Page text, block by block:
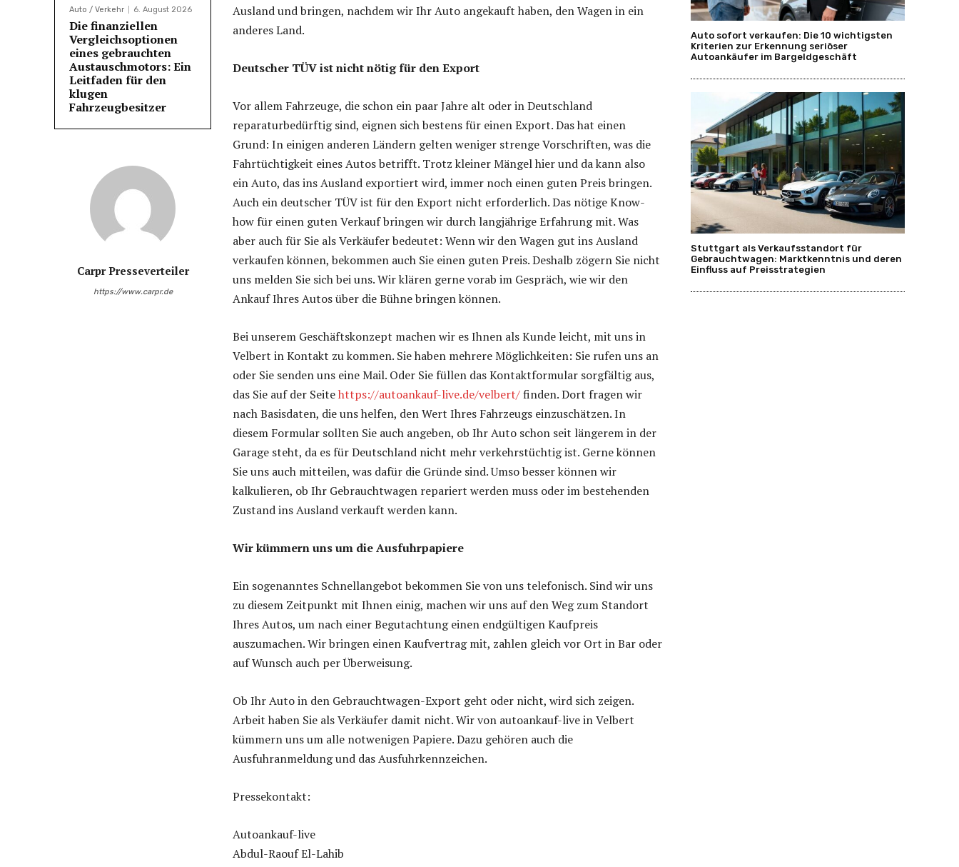
Auto / Verkehr 6. August 2026
Die finanziellen
Vergleichsoptionen
eines gebrauchten
Austauschmotors: Ein
Leitfaden für den
klugen
Fahrzeugbesitzer
Carpr Presseverteiler
https://www.carpr.de
Ausland und bringen, nachdem wir Ihr Auto angekauft haben, den Wagen in ein
anderes Land.
Deutscher TÜV ist nicht nötig für den Export
Vor allem Fahrzeuge, die schon ein paar Jahre alt oder in Deutschland
reparaturbedürftig sind, eignen sich bestens für einen Export. Das hat einen
Grund: In einigen anderen Ländern gelten weniger strenge Vorschriften, was die
Fahrtüchtigkeit eines Autos betrifft. Trotz kleiner Mängel hier und da kann also
ein Auto, das ins Ausland exportiert wird, immer noch einen guten Preis bringen.
Auch ein deutscher TÜV ist für den Export nicht erforderlich. Das nötige Know-
how für einen guten Verkauf bringen wir durch langjährige Erfahrung mit. Was
aber auch für Sie als Verkäufer bedeutet: Wenn wir den Wagen gut ins Ausland
verkaufen können, bekommen auch Sie einen guten Preis. Deshalb zögern Sie nicht
uns melden Sie sich bei uns. Wir klären gerne vorab im Gespräch, wie wir den
Ankauf Ihres Autos über die Bühne bringen können.
Bei unserem Geschäftskonzept machen wir es Ihnen als Kunde leicht, mit uns in
Velbert in Kontakt zu kommen. Sie haben mehrere Möglichkeiten: Sie rufen uns an
oder Sie senden uns eine Mail. Oder Sie füllen das Kontaktformular sorgfältig aus,
das Sie auf der Seitehttps://autoankauf-live.de/velbert/finden. Dort fragen wir
nach Basisdaten, die uns helfen, den Wert Ihres Fahrzeugs einzuschätzen. In
diesem Formular sollten Sie auch angeben, ob Ihr Auto schon seit längerem in der
Garage steht, da es für Deutschland nicht mehr verkehrstüchtig ist. Gerne können
Sie uns auch mitteilen, was dafür die Gründe sind. Umso besser können wir
kalkulieren, ob Ihr Gebrauchtwagen repariert werden muss oder im bestehenden
Zustand ins Ausland verkauft werden kann.
Wir kümmern uns um die Ausfuhrpapiere
Ein sogenanntes Schnellangebot bekommen Sie von uns telefonisch. Sind wir uns
zu diesem Zeitpunkt mit Ihnen einig, machen wir uns auf den Weg zum Standort
Ihres Autos, um nach einer Begutachtung einen endgültigen Kaufpreis
auszumachen. Wir bringen einen Kaufvertrag mit, zahlen gleich vor Ort in Bar oder
auf Wunsch auch per Überweisung.
Ob Ihr Auto in den Gebrauchtwagen-Export geht oder nicht, wird sich zeigen.
Arbeit haben Sie als Verkäufer damit nicht. Wir von autoankauf-live in Velbert
kümmern uns um alle notwenigen Papiere. Dazu gehören auch die
Ausfuhranmeldung und das Ausfuhrkennzeichen.
Pressekontakt:
Autoankauf-live
Abdul-Raouf El-Lahib
Auto sofort verkaufen: Die 10 wichtigsten
Kriterien zur Erkennung seriöser
Autoankäufer im Bargeldgeschäft
Stuttgart als Verkaufsstandort für
Gebrauchtwagen: Marktkenntnis und deren
Einfluss auf Preisstrategien